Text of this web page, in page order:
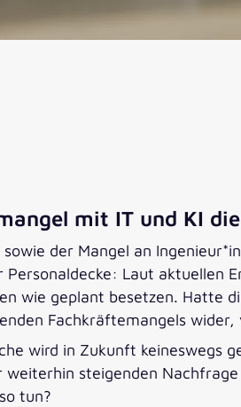
mit IT und KI
sowie der Mangel an
Personaldecke: Laut aktuellen
wie geplant besetzen. Hatte
Fachkräftemangels
wird in Zukunft keineswegs
steigenden
tun?